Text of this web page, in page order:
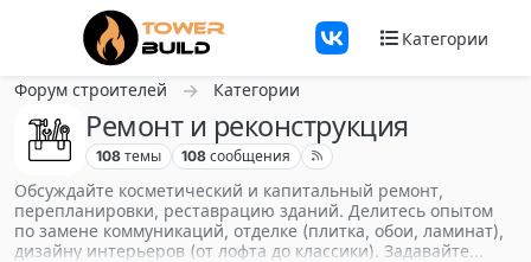
Перейти к содержанию
Категории
Форум строителей Категории
Ремонт и реконструкция
108 темы 108 сообщения
Обсуждайте косметический и капитальный ремонт,
перепланировки, реставрацию зданий. Делитесь опытом
по замене коммуникаций, отделке (плитка, обои, ламинат),
дизайну интерьеров (от лофта до классики). Задавайте